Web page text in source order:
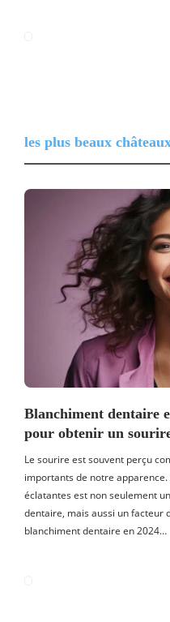
les plus beaux
Blanchiment dentaire
pour obtenir un
Le sourire est souvent perçu
importants de notre
éclatantes est non seulement
dentaire, mais aussi un facteur
blanchiment dentaire en 2024…